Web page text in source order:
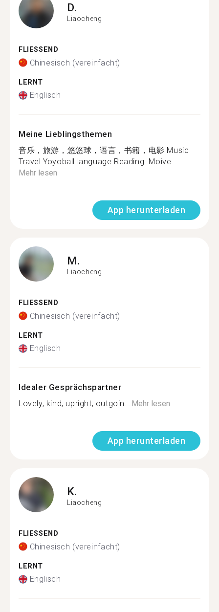
D.
Liaocheng
FLIESSEND
Chinesisch (vereinfacht)
LERNT
Englisch
Meine Lieblingsthemen
音乐，旅游，悠悠球，语言，书籍，电影 Music
Travel Yoyoball language Reading. Moive...
Mehr lesen
App herunterladen
M.
Liaocheng
FLIESSEND
Chinesisch (vereinfacht)
LERNT
Englisch
Idealer Gesprächspartner
Lovely, kind, upright, outgoin...Mehr lesen
App herunterladen
K.
Liaocheng
FLIESSEND
Chinesisch (vereinfacht)
LERNT
Englisch